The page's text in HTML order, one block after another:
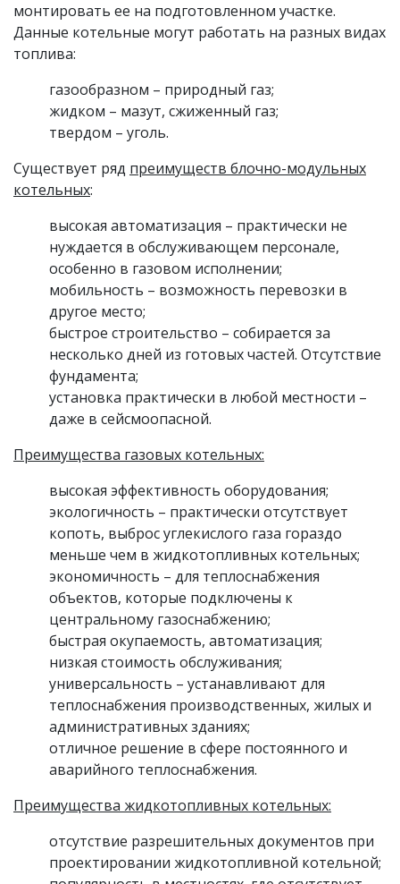
монтировать ее на подготовленном участке.
Данные котельные могут работать на разных видах
топлива:
газообразном – природный газ;
жидком – мазут, сжиженный газ;
твердом – уголь.
Существует ряд преимуществ блочно-модульных
котельных:
высокая автоматизация – практически не
нуждается в обслуживающем персонале,
особенно в газовом исполнении;
мобильность – возможность перевозки в
другое место;
быстрое строительство – собирается за
несколько дней из готовых частей. Отсутствие
фундамента;
установка практически в любой местности –
даже в сейсмоопасной.
Преимущества газовых котельных:
высокая эффективность оборудования;
экологичность – практически отсутствует
копоть, выброс углекислого газа гораздо
меньше чем в жидкотопливных котельных;
экономичность – для теплоснабжения
объектов, которые подключены к
центральному газоснабжению;
быстрая окупаемость, автоматизация;
низкая стоимость обслуживания;
универсальность – устанавливают для
теплоснабжения производственных, жилых и
административных зданиях;
отличное решение в сфере постоянного и
аварийного теплоснабжения.
Преимущества жидкотопливных котельных:
отсутствие разрешительных документов при
проектировании жидкотопливной котельной;